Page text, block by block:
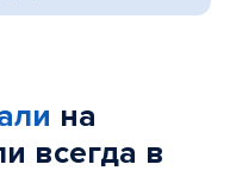
на
всегда в